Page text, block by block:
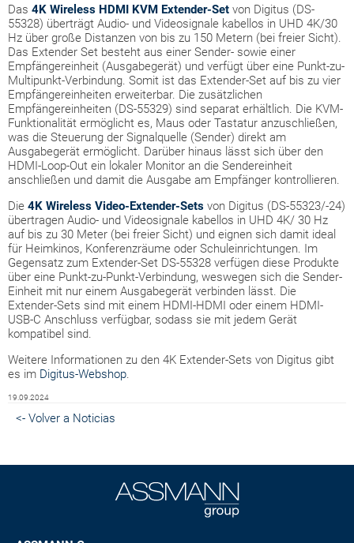
Das 4K Wireless HDMI KVM Extender-Set von Digitus (DS-
55328) überträgt Audio- und Videosignale kabellos in UHD 4K/30
Hz über große Distanzen von bis zu 150 Metern (bei freier Sicht).
Das Extender Set besteht aus einer Sender- sowie einer
Empfängereinheit (Ausgabegerät) und verfügt über eine Punkt-zu-
Multipunkt-Verbindung. Somit ist das Extender-Set auf bis zu vier
Empfängereinheiten erweiterbar. Die zusätzlichen
Empfängereinheiten (DS-55329) sind separat erhältlich. Die KVM-
Funktionalität ermöglicht es, Maus oder Tastatur anzuschließen,
was die Steuerung der Signalquelle (Sender) direkt am
Ausgabegerät ermöglicht. Darüber hinaus lässt sich über den
HDMI-Loop-Out ein lokaler Monitor an die Sendereinheit
anschließen und damit die Ausgabe am Empfänger kontrollieren.
Die 4K Wireless Video-Extender-Sets von Digitus (DS-55323/-24)
übertragen Audio- und Videosignale kabellos in UHD 4K/ 30 Hz
auf bis zu 30 Meter (bei freier Sicht) und eignen sich damit ideal
für Heimkinos, Konferenzräume oder Schuleinrichtungen. Im
Gegensatz zum Extender-Set DS-55328 verfügen diese Produkte
über eine Punkt-zu-Punkt-Verbindung, weswegen sich die Sender-
Einheit mit nur einem Ausgabegerät verbinden lässt. Die
Extender-Sets sind mit einem HDMI-HDMI oder einem HDMI-
USB-C Anschluss verfügbar, sodass sie mit jedem Gerät
kompatibel sind.
Weitere Informationen zu den 4K Extender-Sets von Digitus gibt
es im Digitus-Webshop.
19.09.2024
<- Volver a Noticias